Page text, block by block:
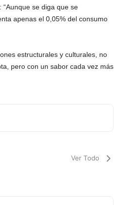
“Aunque se diga que se
apenas el 0,05% del consumo
estructurales y culturales, no
pero con un sabor cada vez más
Ver Todo